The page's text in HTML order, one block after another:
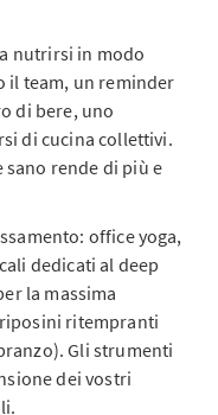
nutrirsi in modo
il team, un reminder
di bere, uno
di cucina collettivi.
sano rende di più e
office yoga,
dedicati al deep
la massima
ritempranti
Gli strumenti
dei vostri